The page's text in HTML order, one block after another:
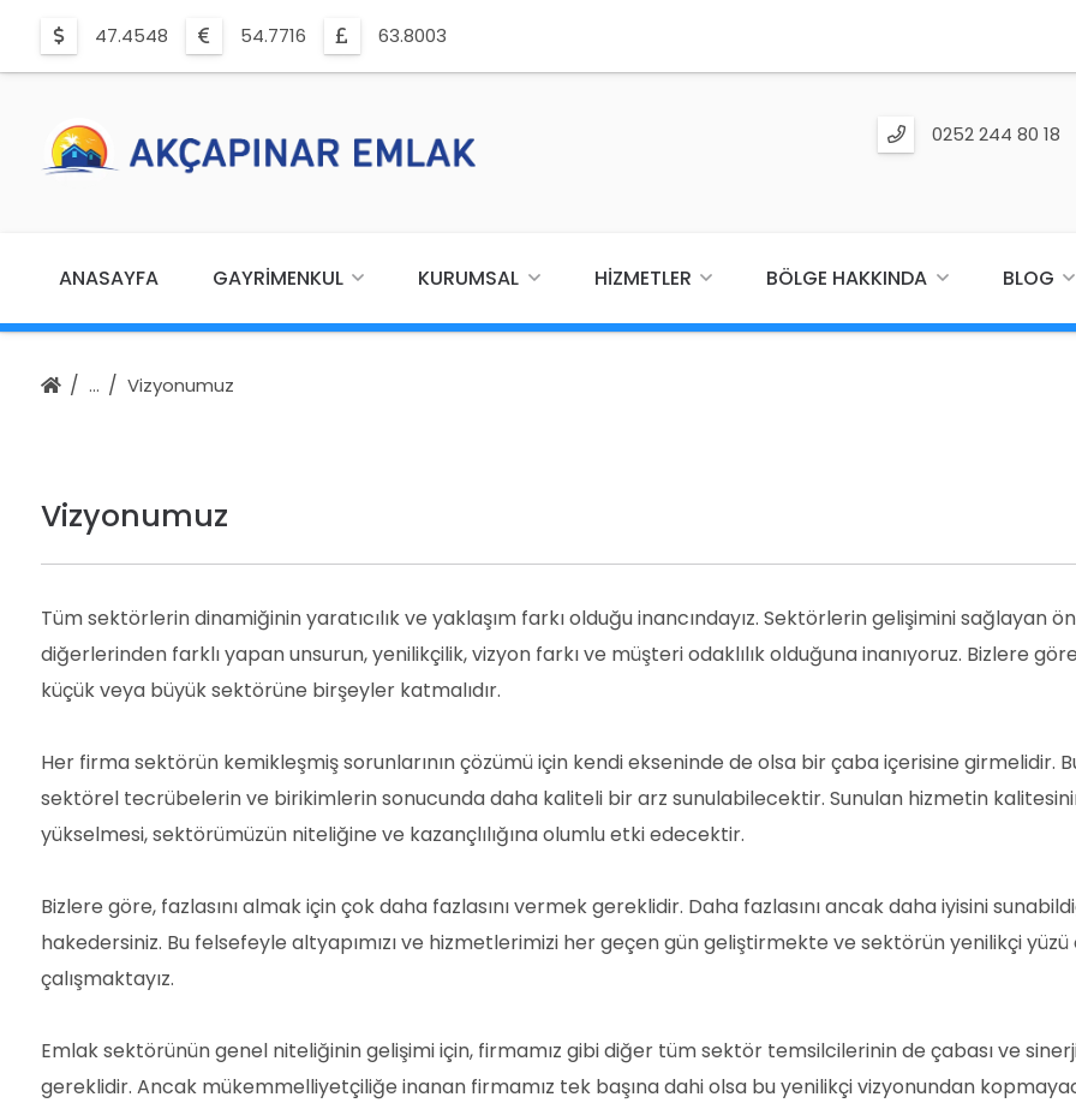
47.4548 54.7716 63.8003
0252 244 80 18
ANASAYFA GAYRIMENKUL KURUMSAL HIZMETLER BÖLGE HAKKINDA BLOG
Vizyonumuz
Vizyonumuz
Tüm sektörlerin dinamiğinin yaratıcılık ve yaklaşım farkı olduğu inancındayız. Sektörlerin gelişimini sağlayan
diğerlerinden farklı yapan unsurun, yenilikçilik, vizyon farkı ve müşteri odaklılık olduğuna inanıyoruz. Bizlere
küçük veya büyük sektörüne birşeyler katmalıdır.
Her firma sektörün kemikleşmiş sorunlarının çözümü için kendi ekseninde de olsa bir çaba içerisine girmelidir.
sektörel tecrübelerin ve birikimlerin sonucunda daha kaliteli bir arz sunulabilecektir. Sunulan hizmetin
yükselmesi, sektörümüzün niteliğine ve kazançlılığına olumlu etki edecektir.
Bizlere göre, fazlasını almak için çok daha fazlasını vermek gereklidir. Daha fazlasını ancak daha iyisini
hakedersiniz. Bu felsefeyle altyapımızı ve hizmetlerimizi her geçen gün geliştirmekte ve sektörün yenilikçi
çalışmaktayız.
Emlak sektörünün genel niteliğinin gelişimi için, firmamız gibi diğer tüm sektör temsilcilerinin de çabası ve
gereklidir. Ancak mükemmelliyetçiliğe inanan firmamız tek başına dahi olsa bu yenilikçi vizyonundan